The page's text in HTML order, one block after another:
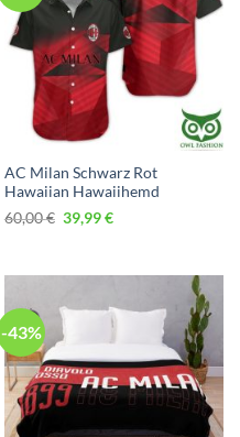
AC Milan Schwarz Rot
Hawaiian Hawaiihemd
60,00€ Ursprünglicher
Preis
39,99€Aktueller
-43%